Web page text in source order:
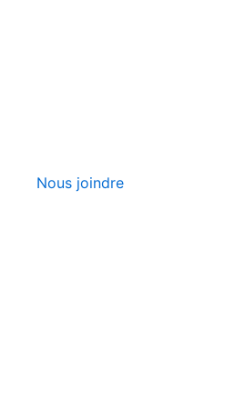
Nous joindre